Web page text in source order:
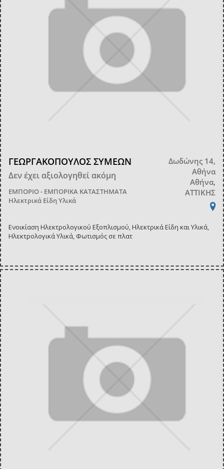
ΓΕΩΡΓΑΚΟΠΟΥΛΟΣ ΣΥΜΕΩΝ
Δεν έχει αξιολογηθεί ακόμη
ΕΜΠΟΡΙΟ - ΕΜΠΟΡΙΚΑ ΚΑΤΑΣΤΗΜΑΤΑ
Ηλεκτρικά Είδη Υλικά
Δωδώνης 14,
Αθήνα
Αθήνα,
ΑΤΤΙΚΗΣ
Ενοικίαση Ηλεκτρολογικού Εξοπλισμού, Ηλεκτρικά Είδη και Υλικά,
Ηλεκτρολογικά Υλικά, Φωτισμός σε πλατ